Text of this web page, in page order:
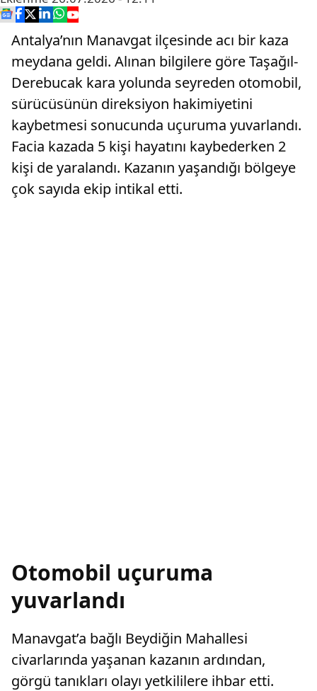
Antalya’nın Manavgat ilçesinde acı bir kaza
meydana geldi. Alınan bilgilere göre Taşağıl-
Derebucak kara yolunda seyreden otomobil,
sürücüsünün direksiyon hakimiyetini
kaybetmesi sonucunda uçuruma yuvarlandı.
Facia kazada 5 kişi hayatını kaybederken 2
kişi de yaralandı. Kazanın yaşandığı bölgeye
çok sayıda ekip intikal etti.
Otomobil uçuruma
yuvarlandı
Manavgat’a bağlı Beydiğin Mahallesi
civarlarında yaşanan kazanın ardından,
görgü tanıkları olayı yetkililere ihbar etti.